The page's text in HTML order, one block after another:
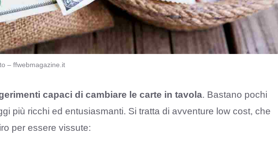
– ffwebmagazine.it
capaci di cambiare le carte in tavola. Bastano pochi
più ricchi ed entusiasmanti. Si tratta di avventure low cost, che
per essere vissute: